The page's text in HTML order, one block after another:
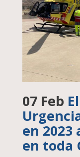
07 Feb
en 2023
en toda